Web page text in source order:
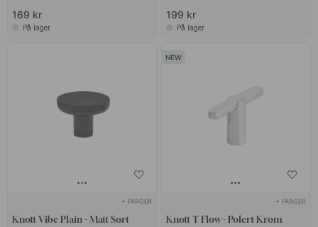
169 kr
På lager
199 kr
På lager
+ FARGER
Knott Vibe Plain - Matt Sort
+ FARGER
Knott T Flow - Polert Krom